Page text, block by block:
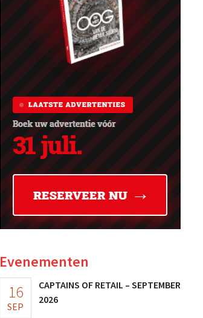
Evenementen
16
SEP
CAPTAINS OF RETAIL – SEPTEMBER
2026